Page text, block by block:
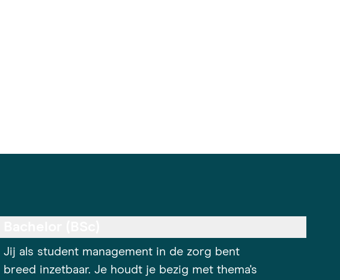
Jij als student management in de zorg bent
breed inzetbaar. Je houdt je bezig met thema's